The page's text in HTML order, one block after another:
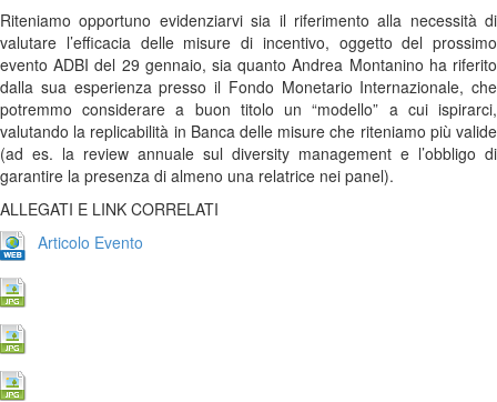
Riteniamo opportuno evidenziarvi sia il riferimento alla necessità di
valutare l’efficacia delle misure di incentivo, oggetto del prossimo
evento ADBI del 29 gennaio, sia quanto Andrea Montanino ha riferito
dalla sua esperienza presso il Fondo Monetario Internazionale, che
potremmo considerare a buon titolo un “modello” a cui ispirarci,
valutando la replicabilità in Banca delle misure che riteniamo più valide
(ad es. la review annuale sul diversity management e l’obbligo di
garantire la presenza di almeno una relatrice nei panel).
ALLEGATI E LINK CORRELATI
Articolo Evento